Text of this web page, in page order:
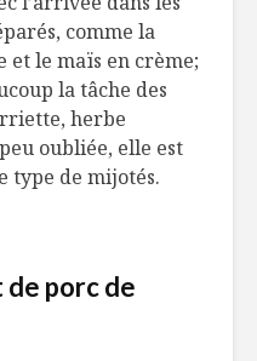
comme la
et le maïs en crème;
la tâche des
herbe
oubliée, elle est
type de mijotés.
porc de